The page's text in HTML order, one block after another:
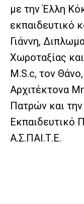
με την Έλλη
εκπαιδευτικό
Γιάννη,
Χωροταξίας
M.S.c, τον
Αρχιτέκτονα
Πατρών και
Εκπαιδευτικό
Α.Σ.ΠΑΙ.Τ.Ε.